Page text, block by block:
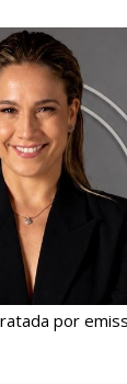
por